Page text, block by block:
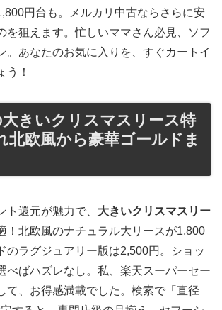
円台も。メルカリ中古ならさらに安
を狙えます。忙しいママさん必見、ソフ
。あなたのお気に入りを、すぐカートイ
う！
きいクリスマスリース特
北欧風から豪華ゴールドま
ト還元が魅力で、 大きいクリスマスリー
！北欧風のナチュラル大リースが1,800
のラグジュアリー版は2,500円。ショッ
べばハズレなし。私、楽天スーパーセー
て、お得感満載でした。検索で「直径